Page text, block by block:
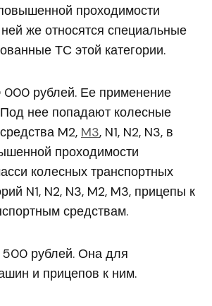
проходимости
ней же относятся специальные
ТС этой категории.
000 рублей. Ее применение
нее попадают колесные
M2, M3, N1, N2, N3, в
проходимости
колесных транспортных
N1, N2, N3, M2, M3, прицепы к
средствам.
500 рублей. Она для
и прицепов к ним.